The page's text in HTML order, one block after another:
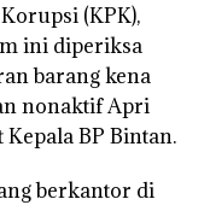
(KPK),
ini diperiksa
barang kena
nonaktif Apri
BP Bintan.
berkantor di